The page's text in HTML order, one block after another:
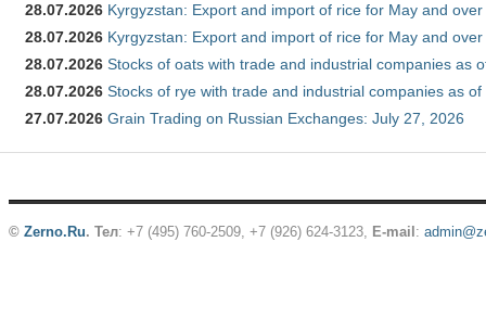
28.07.2026 Kyrgyzstan: Export and import of rice for May and
28.07.2026 Kyrgyzstan: Export and import of rice for May and
28.07.2026 Stocks of oats with trade and industrial companies as
28.07.2026 Stocks of rye with trade and industrial companies as
27.07.2026 Grain Trading on Russian Exchanges: July 27, 2026
© Zerno.Ru. Тел: +7 (495) 760-2509, +7 (926) 624-3123, E-mail :